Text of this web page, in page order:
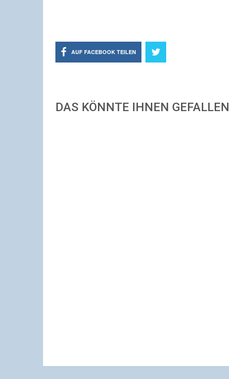
AUF FACEBOOK TEILEN
DAS KÖNNTE IHNEN GEFALLEN